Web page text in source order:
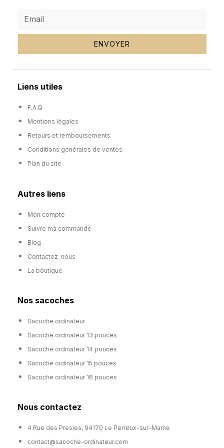
ENVOYER
Liens utiles
F.A.Q
Mentions légales
Retours et remboursements
Conditions générales de ventes
Plan du site
Autres liens
Mon compte
Suivre ma commande
Blog
Contactez-nous
La boutique
Nos sacoches
Sacoche ordinateur
Sacoche ordinateur 13 pouces
Sacoche ordinateur 14 pouces
Sacoche ordinateur 15 pouces
Sacoche ordinateur 16 pouces
Nous contactez
4 Rue des Presles, 94170 Le Perreux-sur-Marne
contact@sacoche-ordinateur.com